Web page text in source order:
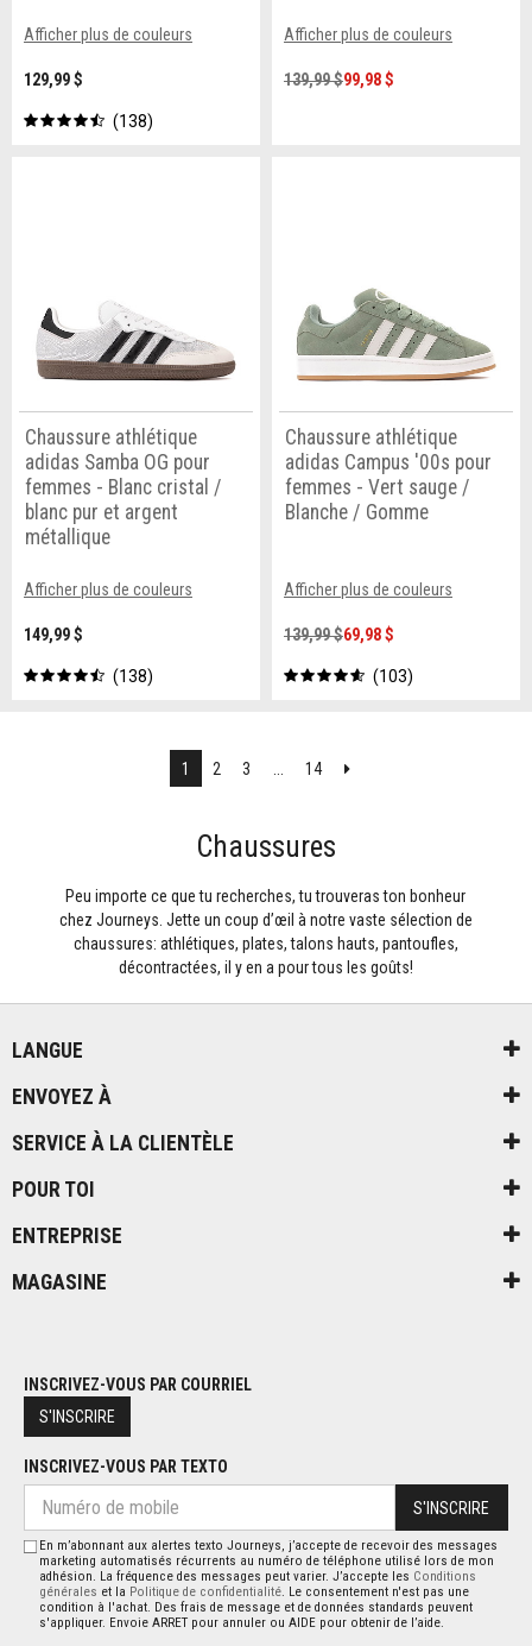
Afficher plus de couleurs
129,99 $
138
Afficher plus de couleurs
139,99 $99,98 $
Chaussure athlétique
adidas Samba OG pour
femmes - Blanc cristal /
blanc pur et argent
métallique
Afficher plus de couleurs
149,99 $
138
Chaussure athlétique
adidas Campus '00s pour
femmes - Vert sauge /
Blanche / Gomme
Afficher plus de couleurs
139,99 $69,98 $
103
1 2 3 14 Suivant
Chaussures
Peu importe ce que tu recherches, tu trouveras ton bonheur
chez Journeys. Jette un coup d’œil à notre vaste sélection de
chaussures: athlétiques, plates, talons hauts, pantoufles,
décontractées, il y en a pour tous les goûts!
LANGUE
ENVOYEZ À
SERVICE À LA CLIENTÈLE
POUR TOI
ENTREPRISE
MAGASINE
INSCRIVEZ-VOUS PAR COURRIEL
S'INSCRIRE
INSCRIVEZ-VOUS PAR TEXTO
S'INSCRIRE
En m’abonnant aux alertes texto Journeys, j’accepte de recevoir des messages
marketing automatisés récurrents au numéro de téléphone utilisé lors de mon
adhésion. La fréquence des messages peut varier. J’accepte les Conditions
générales et la Politique de confidentialité. Le consentement n'est pas une
condition à l'achat. Des frais de message et de données standards peuvent
s'appliquer. Envoie ARRET pour annuler ou AIDE pour obtenir de l’aide.